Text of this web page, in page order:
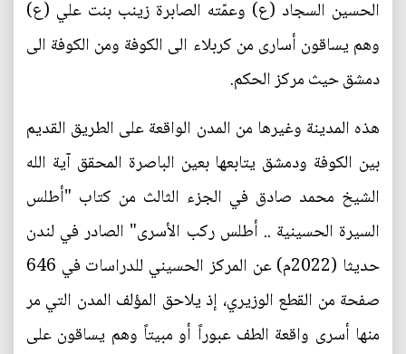
الحسين السجاد (ع) وعمّته الصابرة زينب بنت علي (ع)
وهم يساقون أسارى من كربلاء الى الكوفة ومن الكوفة الى
دمشق حيث مركز الحكم.
هذه المدينة وغيرها من المدن الواقعة على الطريق القديم
بين الكوفة ودمشق يتابعها بعين الباصرة المحقق آية الله
الشيخ محمد صادق في الجزء الثالث من كتاب "أطلس
السيرة الحسينية .. أطلس ركب الأسرى" الصادر في لندن
حديثا (2022م) عن المركز الحسيني للدراسات في 646
صفحة من القطع الوزيري، إذ يلاحق المؤلف المدن التي مر
منها أسرى واقعة الطف عبوراً أو مبيتاً وهم يساقون على